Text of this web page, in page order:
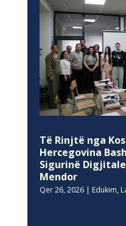
Të Rinjtë nga
Hercegovina
Sigurinë
Mendor
Qer 26, 2026| Edukim,